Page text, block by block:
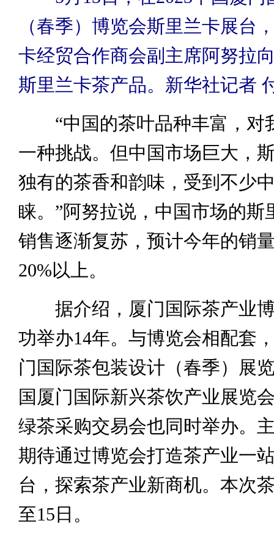
（春季）博览会斯里兰卡展台
卡经贸合作商会副主席阿努拉
斯里兰卡茶产品。 新华社记者
“中国的茶叶品种丰富，对
一种挑战。但中国市场巨大，
独有的茶香和韵味，受到不少
睐。”阿努拉说，中国市场的斯
销售逐渐复苏，预计今年的销
20%以上。
据介绍，厦门国际茶产业博
功举办14年。与博览会相配套
门国际茶包装设计（春季）展
国厦门国际新兴茶饮产业展览
绿茶采购交易会也同时举办。
期待通过博览会打造茶产业一
台，探索茶产业新商机。本次
至15日。